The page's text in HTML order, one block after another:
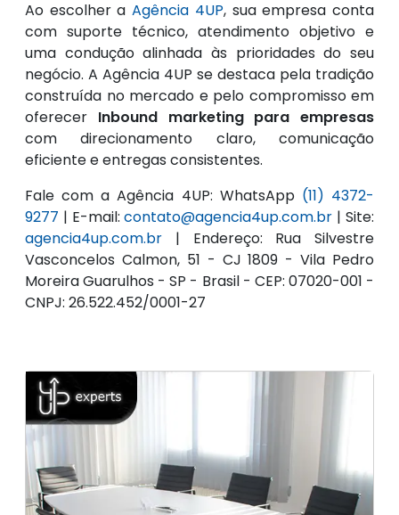
Ao escolher aAgência 4UP, sua empresa conta
com suporte técnico, atendimento objetivo e
uma condução alinhada às prioridades do seu
negócio. A Agência 4UP se destaca pela tradição
construída no mercado e pelo compromisso em
oferecer Inbound marketing para empresas
com direcionamento claro, comunicação
eficiente e entregas consistentes.
Fale com a Agência 4UP: WhatsApp (11) 4372-
9277 | E-mail:contato@agencia4up.com.br | Site:
agencia4up.com.br | Endereço: Rua Silvestre
Vasconcelos Calmon, 51 - CJ 1809 - Vila Pedro
Moreira Guarulhos - SP - Brasil - CEP: 07020-001 -
CNPJ: 26.522.452/0001-27